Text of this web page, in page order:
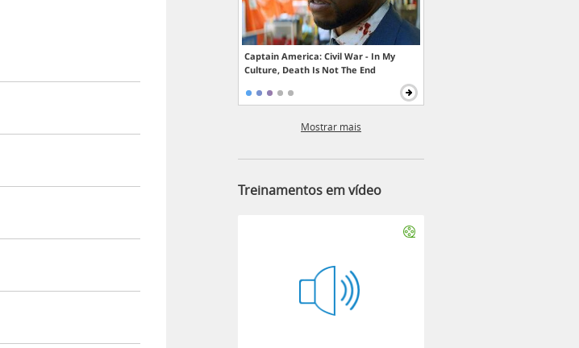
Captain America: Civil War - In My
Culture, Death Is Not The End
Mostrar mais
Treinamentos em vídeo